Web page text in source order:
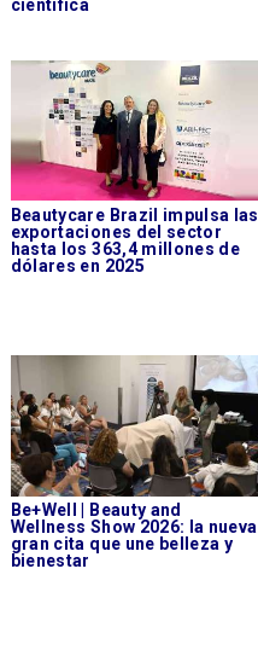
científica
Beautycare Brazil impulsa las
exportaciones del sector
hasta los 363,4 millones de
dólares en 2025
Be+Well | Beauty and
Wellness Show 2026: la nueva
gran cita que une belleza y
bienestar